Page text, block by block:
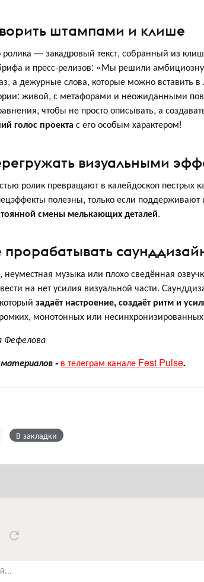
штампами и клише
ролика — закадровый текст, собранный из
и пресс-релизов: «Мы решили
а дежурные слова, которые можно вставить
живой, с метафорами и неожиданными
чтобы не просто описывать, а
голос проекта с его особым характером!
визуальными
ролик превращают в калейдоскоп пестрых
полезны, только если
смены мелькающих деталей.
неуместная музыка или плохо сведённая
на нет усилия визуальной части.
задаёт настроение, создаёт ритм и
монотонных или несинхронизированных
Фефелова
-в телеграм канале Fest Pulse.
В закладки